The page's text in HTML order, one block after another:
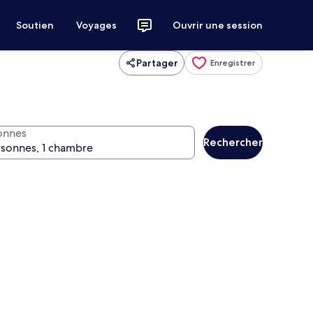
Soutien Voyages Ouvrir une session
Partager Enregistrer
Rechercher